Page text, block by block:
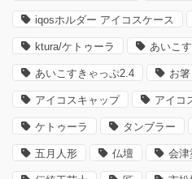
iqosホルダー アイコスケース
ktura/ケトゥーラ あいこす
あいこすきゃっぷ2.4 お箸
アイコスキャップ アイコ
ケトゥーラ タンブラー
五月人形 仏壇 会津